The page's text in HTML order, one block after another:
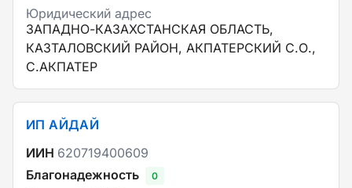
Юридический адрес
ЗАПАДНО-КАЗАХСТАНСКАЯ ОБЛАСТЬ,
КАЗТАЛОВСКИЙ РАЙОН, АКПАТЕРСКИЙ С.О.,
С.АКПАТЕР
ИП АЙДАЙ
ИИН 620719400609
Благонадежность
0